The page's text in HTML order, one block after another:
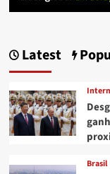
Latest
Brasil